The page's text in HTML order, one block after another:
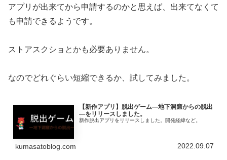
アプリが出来てから申請するのかと思えば、出来てなくて
も申請できるようです。
ストアスクショとかも必要ありません。
なのでどれぐらい短縮できるか、試してみました。
【新作アプリ】脱出ゲーム―地下洞窟からの脱出
―をリリースしました。
新作脱出アプリをリリースしました。開発経緯など。
kumasatoblog.com 2022.09.07